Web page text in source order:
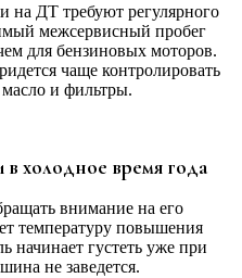
на ДТ требуют регулярного
межсервисный пробег
для бензиновых моторов.
чаще контролировать
масло и фильтры.
в холодное время года
внимание на его
температуру повышения
начинает густеть уже при
не заведется.